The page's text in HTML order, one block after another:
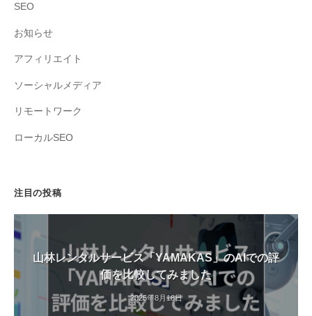
SEO
お知らせ
アフィリエイト
ソーシャルメディア
リモートワーク
ローカルSEO
注目の投稿
山林レンタルサービス「YAMAKAS」のAIでの評
価を比較してみました
2025年8月18日